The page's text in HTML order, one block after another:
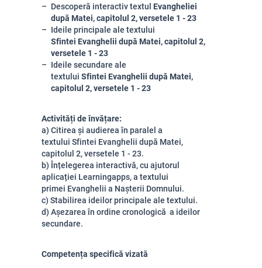
Descoperă interactiv textul Evangheliei
după Matei, capitolul 2, versetele 1 - 23
Ideile principale ale textului
Sfintei Evanghelii după Matei, capitolul 2,
versetele 1 - 23
Ideile secundare ale
textului Sfintei Evanghelii după Matei,
capitolul 2, versetele 1 - 23
Activități de învățare:
a) Citirea și audierea în paralel a
textului Sfintei Evanghelii după Matei,
capitolul 2, versetele 1 - 23.
b) Înțelegerea interactivă, cu ajutorul
aplicației Learningapps, a textului
primei Evanghelii a Nașterii Domnului.
c) Stabilirea ideilor principale ale textului.
d) Așezarea în ordine cronologică a ideilor
secundare.
Competența specifică vizată